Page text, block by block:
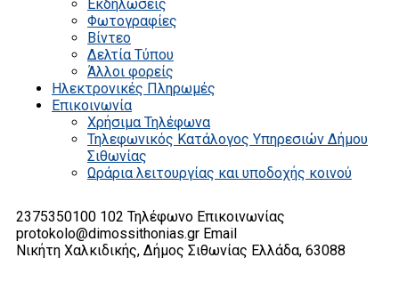
Εκδηλώσεις
Φωτογραφίες
Βίντεο
Δελτία Τύπου
Άλλοι φορείς
Ηλεκτρονικές Πληρωμές
Επικοινωνία
Χρήσιμα Τηλέφωνα
Τηλεφωνικός Κατάλογος Υπηρεσιών Δήμου
Σιθωνίας
Ωράρια λειτουργίας και υποδοχής κοινού
2375350100 102 Τηλέφωνο Επικοινωνίας
protokolo@dimossithonias.gr Email
Νικήτη Χαλκιδικής, Δήμος Σιθωνίας Ελλάδα, 63088